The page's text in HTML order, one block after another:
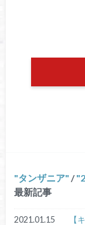
タンザニア /
最新記事
2021.01.15
【